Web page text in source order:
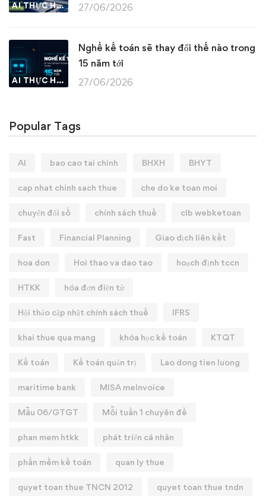
AI THỰC HÀNH 27/06/2026
AI THỰC HÀNH
Nghề kế toán sẽ thay đổi thế nào trong
15 năm tới
27/06/2026
Popular Tags
AI bao cao tai chinh BHXH BHYT
cap nhat chinh sach thue che do ke toan moi
chuyển đổi số chính sách thuế clb webketoan
Fast Financial Planning Giao dịch liên kết
hoa don Hoi thao va dao tao hoạch định tccn
HTKK hóa đơn điện tử
Hội thảo cập nhật chính sách thuế IFRS
khai thue qua mang khóa học kế toán KTQT
Kế toán Kế toán quản trị Lao dong tien luong
maritime bank MISA meInvoice
Mẫu 06/GTGT Mỗi tuần 1 chuyên đề
phan mem htkk phát triển cá nhân
phần mềm kế toán quan ly thue
quyet toan thue TNCN 2012 quyet toan thue tndn